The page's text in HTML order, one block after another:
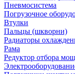
Пневмосистема
Погрузочное
Втулки
Пальцы (шкворни)
Радиаторы
Рама
Редуктор отбора